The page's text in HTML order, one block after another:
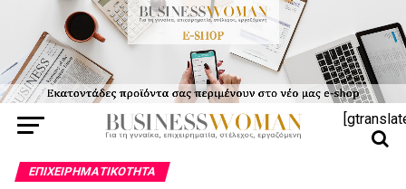
ΕΠΙΧΕΙΡΗΜΑΤΙΚΌΤΗΤΑ